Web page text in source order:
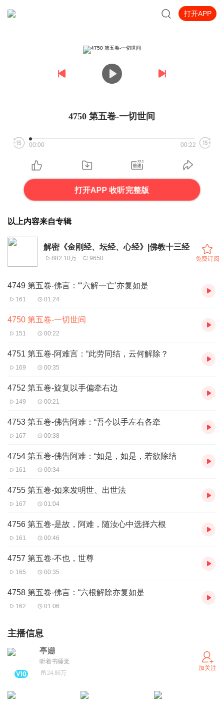
打开APP
4750 第五卷-一切世间
00:00 00:22
打开APP 收听完整版
以上内容来自专辑
解密《金刚经、坛经、心经》|佛教十三经
882.10万 9650 免费订阅
4749 第五卷-佛言：“‘六解一亡’亦复如是
161 01:24
4750 第五卷-一切世间
151 00:22
4751 第五卷-阿难言：“此劳同结，云何解除？
169 00:35
4752 第五卷-旋复以手偏牵右边
149 00:21
4753 第五卷-佛告阿难：“吾今以手左右各牵
167 00:38
4754 第五卷-佛告阿难：“如是，如是，若欲除结
161 00:34
4755 第五卷-如来发明世、出世法
167 01:04
4756 第五卷-是故，阿难，随汝心中选择六根
161 00:46
4757 第五卷-不也，世尊
165 00:35
4758 第五卷-佛言：“六根解除亦复如是
162 01:06
主播信息
亭姗
听着书睡觉
24.86万
加关注